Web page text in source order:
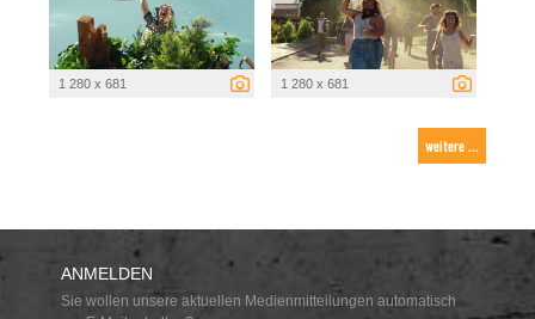
1 280 x 681 1 280 x 681
weitere ...
ANMELDEN
Sie wollen unsere aktuellen Medienmitteilungen automatisch